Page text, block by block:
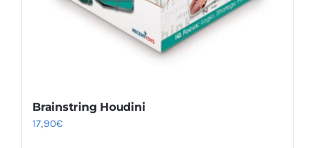
Brainstring Houdini
17,90€